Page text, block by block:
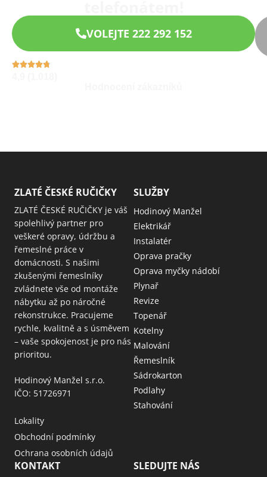
VOLEJTE 222 292 152
ZLATÉ ČESKÉ RUČIČKY
ZLATÉ ČESKÉ RUČIČKY je váš
spolehlivý partner pro
veškeré opravy, údržbu a
řemeslné práce v
domácnosti. S našimi
zkušenými řemeslníky
zvládnete vše od montáže
nábytku až po náročné
rekonstrukce. Pracujeme
rychle, kvalitně a s úsměvem
– vaše spokojenost je pro nás
prioritou.
Hodinový Manžel s.r.o.
IČO: 51726971
Lokality
Obchodní podmínky
Ochrana osobních údajů
SLUŽBY
Hodinový Manžel
Elektrikář
Instalatér
Oprava pračky
Oprava myčky nádobí
Plynař
Revize
Topenář
Kotelny
Malování
Řemeslník
Sádrokarton
Podlahy
Stahování
KONTAKT SLEDUJTE NÁS